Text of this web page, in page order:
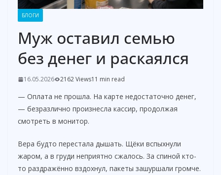
БЛОГИ
Муж оставил семью
без денег и раскаялся
16.05.2026 2162 Views11 min read
— Оплата не прошла. На карте недостаточно денег,
— безразлично произнесла кассир, продолжая
смотреть в монитор.
Вера будто перестала дышать. Щёки вспыхнули
жаром, а в груди неприятно сжалось. За спиной кто-
то раздражённо вздохнул, пакеты зашуршали громче.